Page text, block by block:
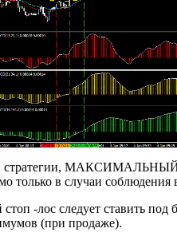
стратегии, МАКСИМАЛЬНЫЙ
только в случаи
-лос следует ставить
(при продаже).